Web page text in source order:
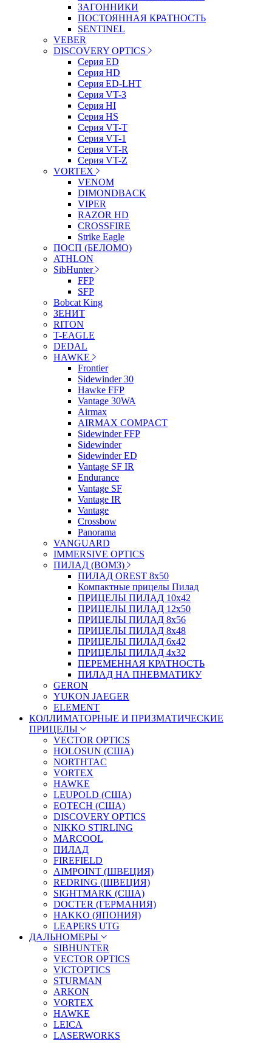
ЗАГОННИКИ
ПОСТОЯННАЯ КРАТНОСТЬ
SENTINEL
VEBER
DISCOVERY OPTICS
Серия ED
Серия HD
Серия ED-LHT
Серия VT-3
Серия HI
Серия HS
Серия VT-T
Серия VT-1
Серия VT-R
Серия VT-Z
VORTEX
VENOM
DIMONDBACK
VIPER
RAZOR HD
CROSSFIRE
Strike Eagle
ПОСП (БЕЛОМО)
ATHLON
SibHunter
FFP
SFP
Bobcat King
ЗЕНИТ
RITON
T-EAGLE
DEDAL
HAWKE
Frontier
Sidewinder 30
Hawke FFP
Vantage 30WA
Airmax
AIRMAX COMPACT
Sidewinder FFP
Sidewinder
Sidewinder ED
Vantage SF IR
Endurance
Vantage SF
Vantage IR
Vantage
Crossbow
Panorama
VANGUARD
IMMERSIVE OPTICS
ПИЛАД (ВОМЗ)
ПИЛАД OREST 8х50
Компактные прицелы Пилад
ПРИЦЕЛЫ ПИЛАД 10х42
ПРИЦЕЛЫ ПИЛАД 12х50
ПРИЦЕЛЫ ПИЛАД 8х56
ПРИЦЕЛЫ ПИЛАД 8х48
ПРИЦЕЛЫ ПИЛАД 6х42
ПРИЦЕЛЫ ПИЛАД 4х32
ПЕРЕМЕННАЯ КРАТНОСТЬ
ПИЛАД НА ПНЕВМАТИКУ
GERON
YUKON JAEGER
ELEMENT
КОЛЛИМАТОРНЫЕ И ПРИЗМАТИЧЕСКИЕ
ПРИЦЕЛЫ
VECTOR OPTICS
HOLOSUN (США)
NORTHTAC
VORTEX
HAWKE
LEUPOLD (США)
EOTECH (США)
DISCOVERY OPTICS
NIKKO STIRLING
MARCOOL
ПИЛАД
FIREFIELD
AIMPOINT (ШВЕЦИЯ)
REDRING (ШВЕЦИЯ)
SIGHTMARK (США)
DOCTER (ГЕРМАНИЯ)
HAKKO (ЯПОНИЯ)
LEAPERS UTG
ДАЛЬНОМЕРЫ
SIBHUNTER
VECTOR OPTICS
VICTOPTICS
STURMAN
ARKON
VORTEX
HAWKE
LEICA
LASERWORKS